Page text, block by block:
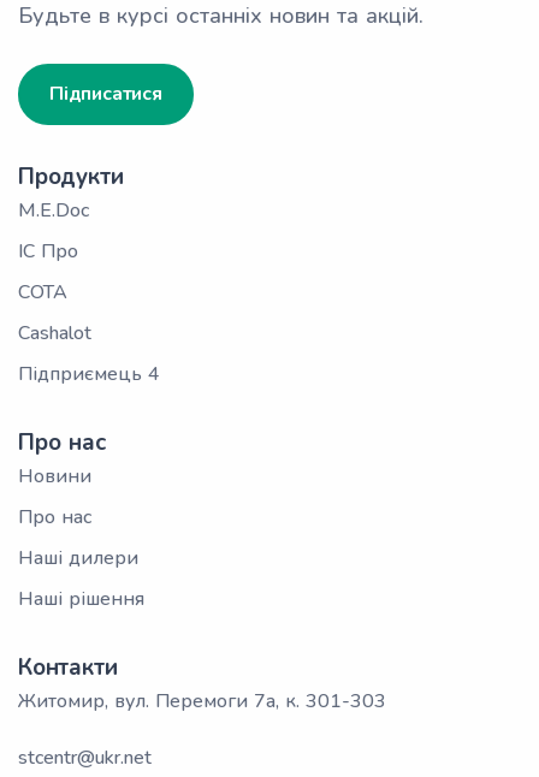
Будьте в курсі останніх новин та акцій.
Підписатися
Продукти
M.E.Doc
ІС Про
СОТА
Cashalot
Підприємець 4
Про нас
Новини
Про нас
Наші дилери
Наші рішення
Контакти
Житомир, вул. Перемоги 7а, к. 301-303
stcentr@ukr.net